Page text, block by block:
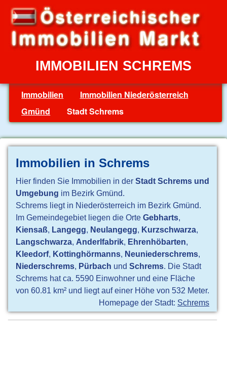
IMMOBILIEN SCHREMS
Immobilien
Immobilien Niederösterreich
Gmünd
Stadt Schrems
Immobilien in Schrems
Hier finden Sie Immobilien in derStadt Schrems und
Umgebung im Bezirk Gmünd.
Schrems liegt in Niederösterreich im Bezirk Gmünd.
Im Gemeindegebiet liegen die OrteGebharts,
Kiensaß, Langegg, Neulangegg, Kurzschwarza,
Langschwarza, Anderlfabrik, Ehrenhöbarten,
Kleedorf, Kottinghörmanns, Neuniederschrems,
Niederschrems, Pürbach undSchrems. Die Stadt
Schrems hat ca. 5590 Einwohner und eine Fläche
von 60.81 km² und liegt auf einer Höhe von 532 Meter.
Homepage der Stadt: Schrems